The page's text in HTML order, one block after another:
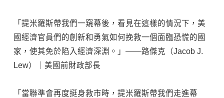
「提米羅斯帶我們一窺幕後，看見在這樣的情況下，美
國經濟官員們的創新和勇氣如何挽救一個面臨恐慌的國
家，使其免於陷入經濟深淵。」——路傑克（Jacob J.
Lew）｜美國前財政部長
「當聯準會再度挺身救市時，提米羅斯帶我們走進幕